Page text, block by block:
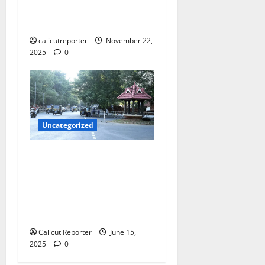
calicutreporter
November 22,
2025
0
Uncategorized
Calicut Reporter
June 15,
2025
0